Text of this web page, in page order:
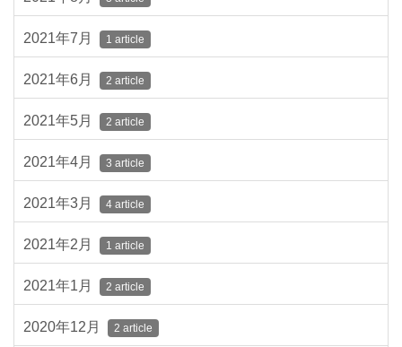
2021年7月 1 article
2021年6月 2 article
2021年5月 2 article
2021年4月 3 article
2021年3月 4 article
2021年2月 1 article
2021年1月 2 article
2020年12月 2 article